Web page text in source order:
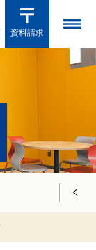
資料請求